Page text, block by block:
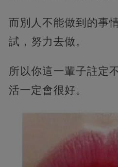
而別人不能做到的事
試，努力去做。
所以你這一輩子註定
活一定會很好。